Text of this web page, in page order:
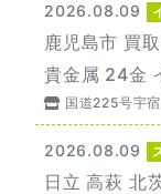
2026.08.09
鹿児島市 買
貴金属 24金
国道225号宇
2026.08.09
日立 高萩 北